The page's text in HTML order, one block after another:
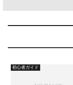
初心者ガイド